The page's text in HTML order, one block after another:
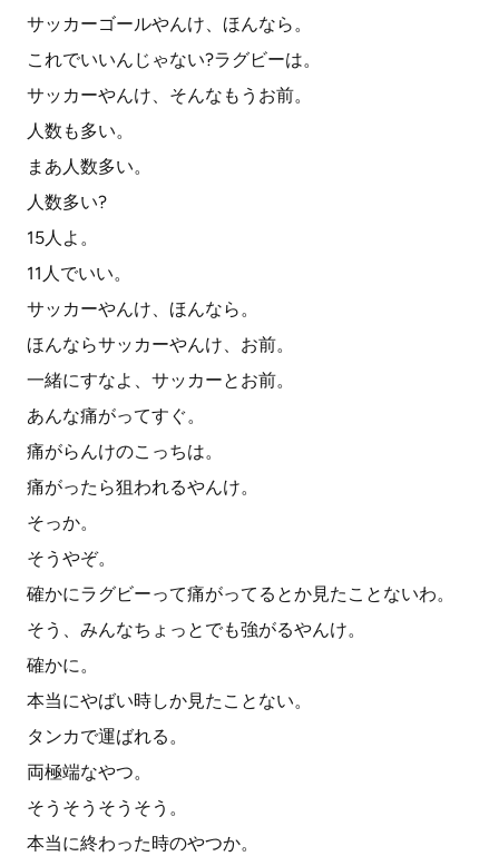
サッカーゴールやんけ、ほんなら。
これでいいんじゃない?ラグビーは。
サッカーやんけ、そんなもうお前。
人数も多い。
まあ人数多い。
人数多い?
15人よ。
11人でいい。
サッカーやんけ、ほんなら。
ほんならサッカーやんけ、お前。
一緒にすなよ、サッカーとお前。
あんな痛がってすぐ。
痛がらんけのこっちは。
痛がったら狙われるやんけ。
そっか。
そうやぞ。
確かにラグビーって痛がってるとか見たことないわ。
そう、みんなちょっとでも強がるやんけ。
確かに。
本当にやばい時しか見たことない。
タンカで運ばれる。
両極端なやつ。
そうそうそうそう。
本当に終わった時のやつか。